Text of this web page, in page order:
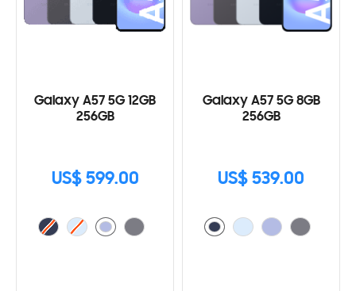
Galaxy A57 5G 12GB
256GB
US$ 599.00
Galaxy A57 5G 8GB
256GB
US$ 539.00